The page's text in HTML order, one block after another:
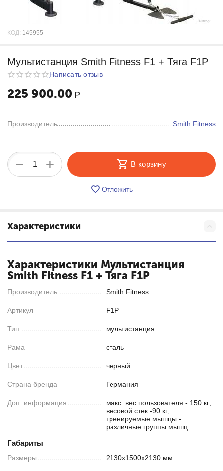
КОД: 145955
Мультистанция Smith Fitness F1 + Тяга F1P
Написать отзыв
225 900.00 Р
Производитель Smith Fitness
+
− В корзину
Отложить
Характеристики
Характеристики Мультистанция
Smith Fitness F1 + Тяга F1P
Производитель Smith Fitness
Артикул F1P
Тип мультистанция
Рама сталь
Цвет черный
Страна бренда Германия
Доп. информация
макс. вес пользователя - 150 кг;
весовой стек -90 кг;
тренируемые мышцы -
различные группы мышц
Габариты
Размеры 2130х1500х2130 мм